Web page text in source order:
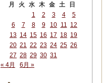
月 火 水 木 金 土
日
1
2 3 4
5
6
7 8 9 10 11 12
13 14 15 16 17 18 19
20 21 22 23 24 25 26
27 28 29 30 31
« 4月
6月 »